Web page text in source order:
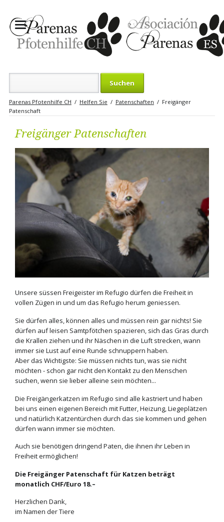
Parenas Pfotenhilfe CH Helfen Sie Patenschaften
Freigänger
Patenschaft
Freigänger Patenschaften
Unsere süssen Freigeister im Refugio dürfen die Freiheit in
vollen Zügen in und um das Refugio herum geniessen.
Sie dürfen alles, können alles und müssen rein gar nichts! Sie
dürfen auf leisen Samtpfötchen spazieren, sich das Gras durch
die Krallen ziehen und ihr Näschen in die Luft strecken, wann
immer sie Lust auf eine Runde schnuppern haben.
Aber das Wichtigste: Sie müssen nichts tun, was sie nicht
möchten - schon gar nicht den Kontakt zu den Menschen
suchen, wenn sie lieber alleine sein möchten...
Die Freigängerkatzen im Refugio sind alle kastriert und haben
bei uns einen eigenen Bereich mit Futter, Heizung, Liegeplätzen
und natürlich Katzentürchen durch das sie kommen und gehen
dürfen wann immer sie möchten.
Auch sie benötigen dringend Paten, die ihnen ihr Leben in
Freiheit ermöglichen!
Die Freigänger Patenschaft für Katzen beträgt
monatlich CHF/Euro 18.–
Herzlichen Dank,
im Namen der Tiere